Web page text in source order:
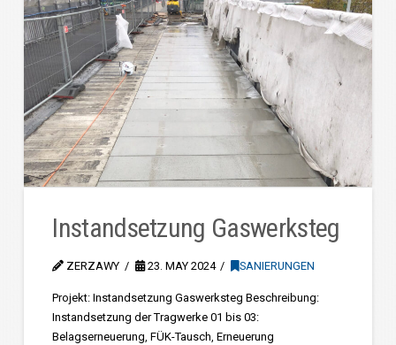
Instandsetzung Gaswerksteg
ZERZAWY 23. MAY 2024 SANIERUNGEN
Projekt: Instandsetzung Gaswerksteg Beschreibung:
Instandsetzung der Tragwerke 01 bis 03:
Belagserneuerung, FÜK-Tausch, Erneuerung